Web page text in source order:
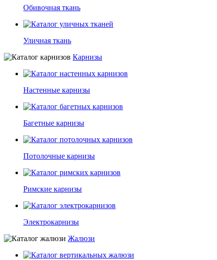
Обивочная ткань
Уличная ткань
Карнизы
Настенные карнизы
Багетные карнизы
Потолочные карнизы
Римские карнизы
Электрокарнизы
Жалюзи